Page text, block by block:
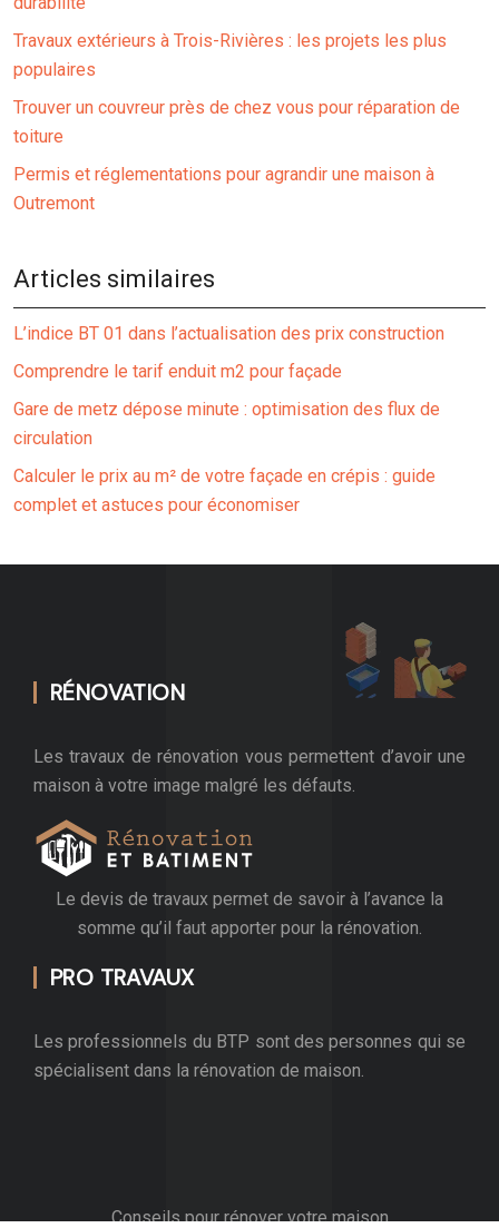
Travaux extérieurs à Trois-Rivières : les projets les plus
populaires
Trouver un couvreur près de chez vous pour réparation de
toiture
Permis et réglementations pour agrandir une maison à
Outremont
Articles similaires
L’indice BT 01 dans l’actualisation des prix construction
Comprendre le tarif enduit m2 pour façade
Gare de metz dépose minute : optimisation des flux de
circulation
Calculer le prix au m² de votre façade en crépis : guide
complet et astuces pour économiser
RÉNOVATION
Les travaux de rénovation vous permettent d’avoir une
maison à votre image malgré les défauts.
Le devis de travaux permet de savoir à l’avance la
somme qu’il faut apporter pour la rénovation.
PRO TRAVAUX
Les professionnels du BTP sont des personnes qui se
spécialisent dans la rénovation de maison.
Conseils pour rénover votre maison